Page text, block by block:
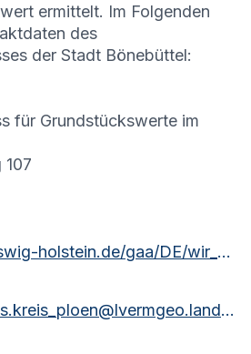
ermittelt. Im Folgenden
des
der Stadt Bönebüttel:
für Grundstückswerte im
107
https://www.schleswig-holstein.de/gaa/DE/wir_ueber_uns/Gutachterausschuesse/gaPloen.html?nn=c0d62a00-d1ee-4d76-b61a-4d55e31f453c
gutachterausschuss.kreis_ploen@lvermgeo.landsh.de